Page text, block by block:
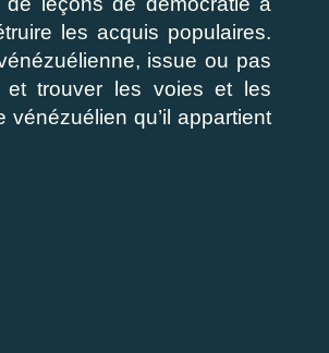
les acquis populaires.
issue ou pas
et trouver les voies et les
vénézuélien qu’il appartient